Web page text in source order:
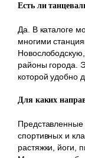
Есть ли
Да. В каталоге
многими
районы города.
которой удобно
Для каких
спортивных и
растяжки, йоги,